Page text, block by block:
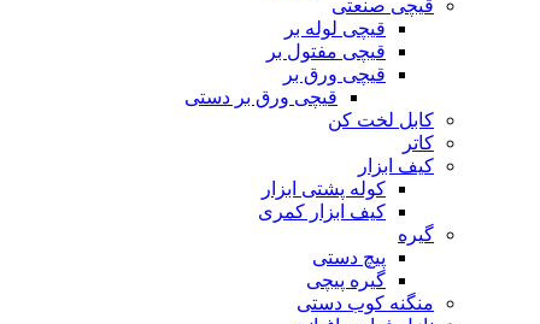
قیچی صنعتی
قیچی لوله بر
قیچی مفتول بر
قیچی ورق بر
قیچی ورق بر دستی
کابل لخت کن
کاتر
کیف ابزار
کوله پشتی ابزار
کیف ابزار کمری
گیره
پیچ دستی
گیره پیچی
منگنه کوب دستی